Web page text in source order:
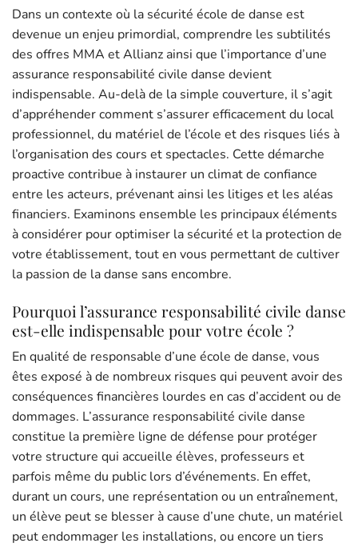
Dans un contexte où la sécurité école de danse est
devenue un enjeu primordial, comprendre les subtilités
des offres MMA et Allianz ainsi que l’importance d’une
assurance responsabilité civile danse devient
indispensable. Au-delà de la simple couverture, il s’agit
d’appréhender comment s’assurer efficacement du local
professionnel, du matériel de l’école et des risques liés à
l’organisation des cours et spectacles. Cette démarche
proactive contribue à instaurer un climat de confiance
entre les acteurs, prévenant ainsi les litiges et les aléas
financiers. Examinons ensemble les principaux éléments
à considérer pour optimiser la sécurité et la protection de
votre établissement, tout en vous permettant de cultiver
la passion de la danse sans encombre.
Pourquoi l’assurance responsabilité civile danse
est-elle indispensable pour votre école ?
En qualité de responsable d’une école de danse, vous
êtes exposé à de nombreux risques qui peuvent avoir des
conséquences financières lourdes en cas d’accident ou de
dommages. L’assurance responsabilité civile danse
constitue la première ligne de défense pour protéger
votre structure qui accueille élèves, professeurs et
parfois même du public lors d’événements. En effet,
durant un cours, une représentation ou un entraînement,
un élève peut se blesser à cause d’une chute, un matériel
peut endommager les installations, ou encore un tiers